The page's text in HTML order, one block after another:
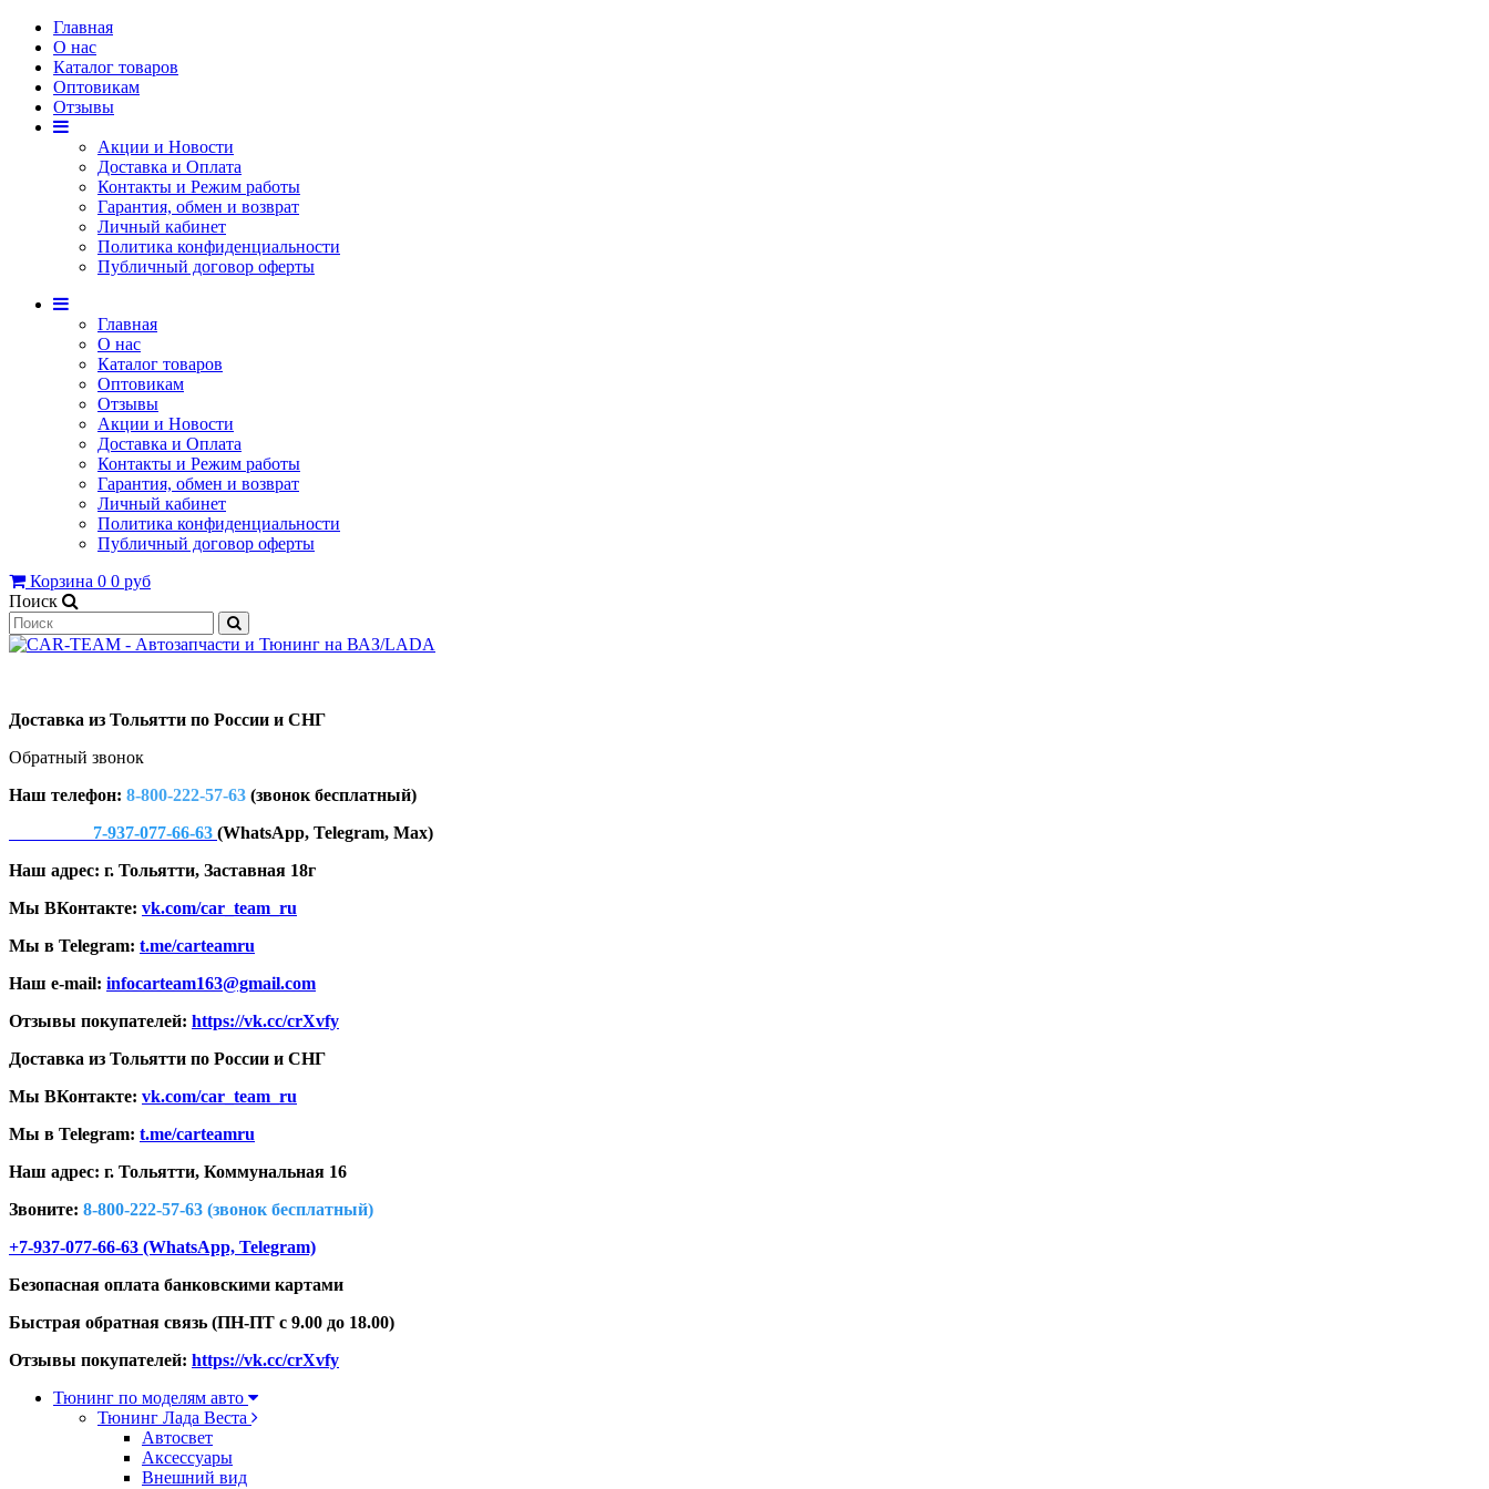
Главная
О нас
Каталог товаров
Оптовикам
Отзывы
Акции и Новости
Доставка и Оплата
Контакты и Режим работы
Гарантия, обмен и возврат
Личный кабинет
Политика конфиденциальности
Публичный договор оферты
Главная
О нас
Каталог товаров
Оптовикам
Отзывы
Акции и Новости
Доставка и Оплата
Контакты и Режим работы
Гарантия, обмен и возврат
Личный кабинет
Политика конфиденциальности
Публичный договор оферты
Корзина 0 0 руб
Поиск
Доставка из Тольятти по России и СНГ
Обратный звонок
Наш телефон: 8-800-222-57-63 (звонок бесплатный)
7-937-077-66-63 (WhatsApp, Telegram, Max)
Наш адрес: г. Тольятти, Заставная 18г
Мы ВКонтакте: vk.com/car_team_ru
Мы в Telegram: t.me/carteamru
Наш e-mail: infocarteam163@gmail.com
Отзывы покупателей: https://vk.cc/crXvfy
Доставка из Тольятти по России и СНГ
Мы ВКонтакте: vk.com/car_team_ru
Мы в Telegram: t.me/carteamru
Наш адрес: г. Тольятти, Коммунальная 16
Звоните: 8-800-222-57-63 (звонок бесплатный)
+7-937-077-66-63 (WhatsApp, Telegram)
Безопасная оплата банковскими картами
Быстрая обратная связь (ПН-ПТ с 9.00 до 18.00)
Отзывы покупателей: https://vk.cc/crXvfy
Тюнинг по моделям авто
Тюнинг Лада Веста
Автосвет
Аксессуары
Внешний вид